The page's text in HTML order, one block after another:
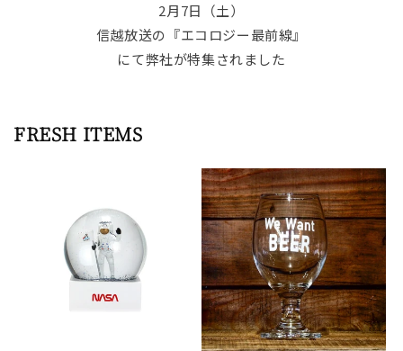
2月7日（土）
信越放送の『エコロジー最前線』
にて弊社が特集されました
FRESH ITEMS